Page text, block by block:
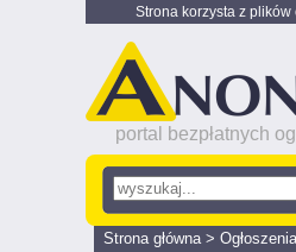
Strona korzysta z
portal bezpłatnych
Strona główna>